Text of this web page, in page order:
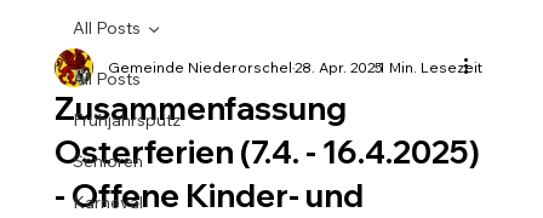
All Posts
Frühjahrsputz
Senioren
Karneval
All Posts
Zusammenfassung
Osterferien (7.4. - 16.4.2025)
- Offene Kinder- und
Gemeinde Niederorschel28. Apr. 20251 Min. Lesezeit